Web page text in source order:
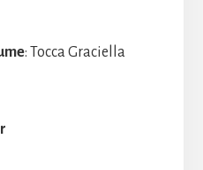
: Tocca Graciella